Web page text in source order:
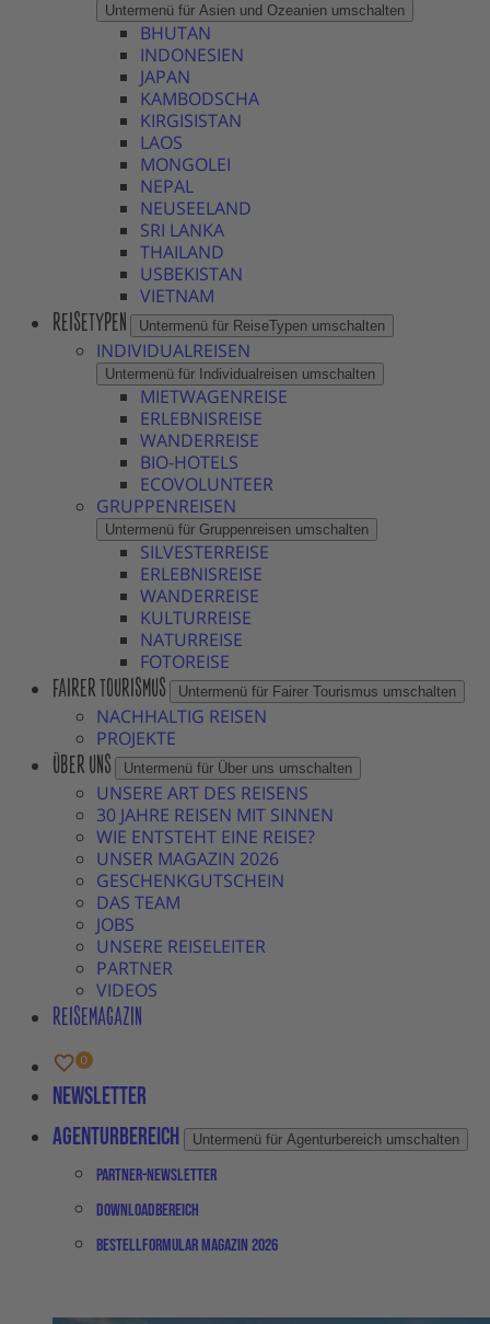
Untermenü für Asien und Ozeanien umschalten
BHUTAN
INDONESIEN
JAPAN
KAMBODSCHA
KIRGISISTAN
LAOS
MONGOLEI
NEPAL
NEUSEELAND
SRI LANKA
THAILAND
USBEKISTAN
VIETNAM
REISETYPEN Untermenü für ReiseTypen umschalten
INDIVIDUALREISEN
Untermenü für Individualreisen umschalten
MIETWAGENREISE
ERLEBNISREISE
WANDERREISE
BIO-HOTELS
ECOVOLUNTEER
GRUPPENREISEN
Untermenü für Gruppenreisen umschalten
SILVESTERREISE
ERLEBNISREISE
WANDERREISE
KULTURREISE
NATURREISE
FOTOREISE
FAIRER TOURISMUS Untermenü für Fairer Tourismus umschalten
NACHHALTIG REISEN
PROJEKTE
ÜBER UNS Untermenü für Über uns umschalten
UNSERE ART DES REISENS
30 JAHRE REISEN MIT SINNEN
WIE ENTSTEHT EINE REISE?
UNSER MAGAZIN 2026
GESCHENKGUTSCHEIN
DAS TEAM
JOBS
UNSERE REISELEITER
PARTNER
VIDEOS
REISEMAGAZIN
Newsletter
Agenturbereich
Untermenü für Agenturbereich umschalten
Partner-Newsletter
Downloadbereich
Bestellformular Magazin 2026